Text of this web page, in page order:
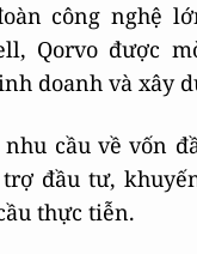
công nghệ
Qorvo được
doanh và xây
cầu về vốn
đầu tư,
thực tiễn.